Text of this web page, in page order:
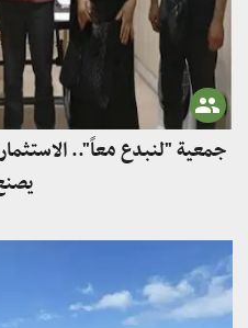
جمعية "لنبدع معاً"..